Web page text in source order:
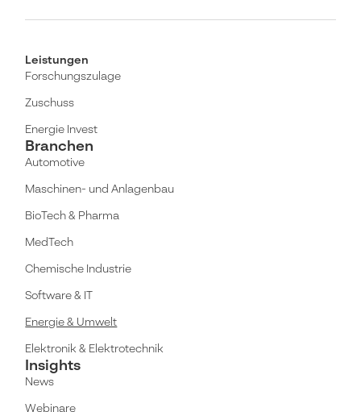
Leistungen
Forschungszulage
Zuschuss
Energie Invest
Branchen
Automotive
Maschinen- und Anlagenbau
BioTech & Pharma
MedTech
Chemische Industrie
Software & IT
Energie & Umwelt
Elektronik & Elektrotechnik
Insights
News
Webinare